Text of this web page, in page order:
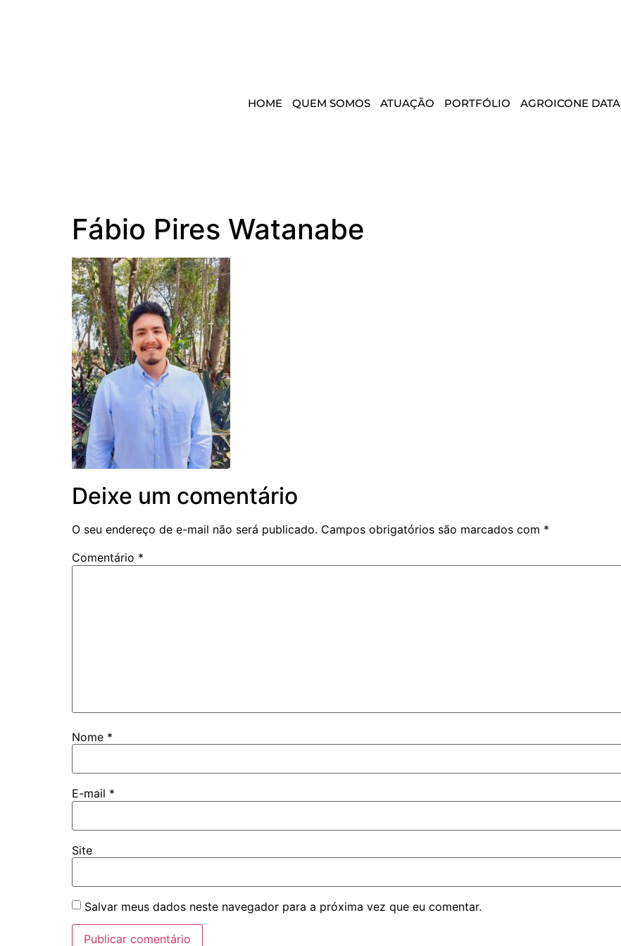
HOME QUEM SOMOS ATUAÇÃO PORTFÓLIO AGROICONE DATA
Fábio Pires Watanabe
Deixe um comentário
O seu endereço de e-mail não será publicado. Campos obrigatórios são marcados com *
Comentário *
Nome *
E-mail *
Site
Salvar meus dados neste navegador para a próxima vez que eu comentar.